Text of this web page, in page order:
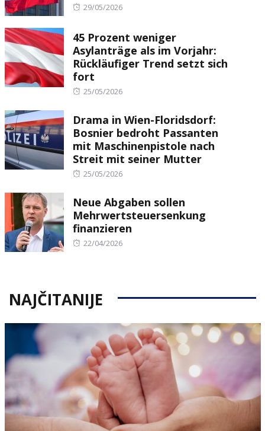
Posted
29/05/2026
45 Prozent weniger
Asylanträge als im Vorjahr:
Rückläufiger Trend setzt sich
fort
Posted
25/05/2026
Drama in Wien-Floridsdorf:
Bosnier bedroht Passanten
mit Maschinenpistole nach
Streit mit seiner Mutter
Posted
25/05/2026
Neue Abgaben sollen
Mehrwertsteuersenkung
finanzieren
Posted
22/04/2026
NAJČITANIJE